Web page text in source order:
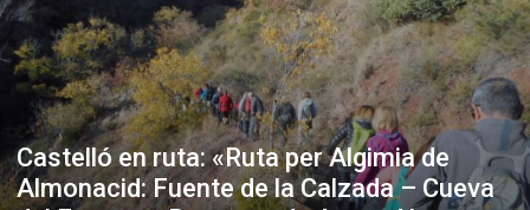
Castelló en ruta: «Ruta per Algimia de
Almonacid: Fuente de la Calzada – Cueva